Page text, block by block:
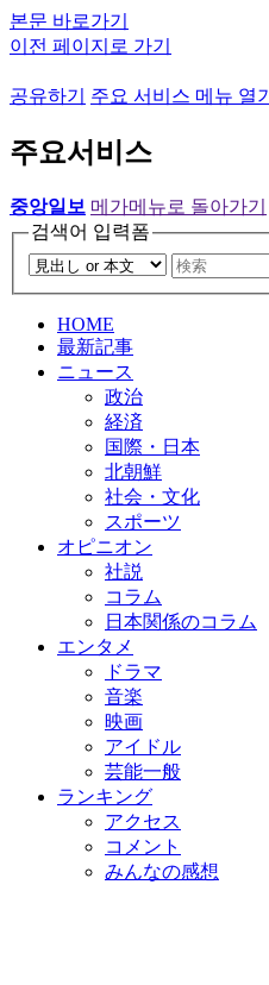
본문 바로가기
이전 페이지로 가기
공유하기 주요 서비스 메뉴 열기
주요서비스
중앙일보 메가메뉴로 돌아가기
검색어 입력폼
HOME
最新記事
ニュース
政治
経済
国際・日本
北朝鮮
社会・文化
スポーツ
オピニオン
社説
コラム
日本関係のコラム
エンタメ
ドラマ
音楽
映画
アイドル
芸能一般
ランキング
アクセス
コメント
みんなの感想